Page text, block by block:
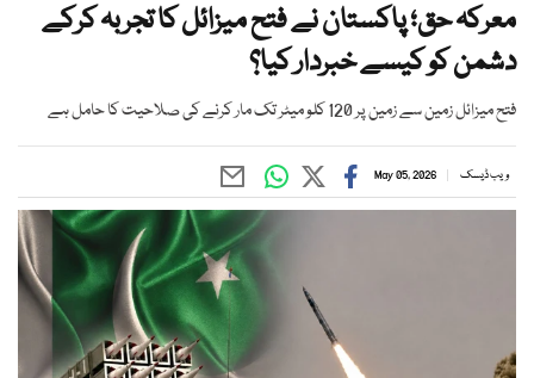
معرکہ حق؛ پاکستان نے فتح میزائل کا تجربہ کرکے
دشمن کو کیسے خبردار کیا؟
فتح میزائل زمین سے زمین پر 120 کلو میٹر تک مار کرنے کی صلاحیت کا حامل ہے
ویب ڈیسک May 05, 2026